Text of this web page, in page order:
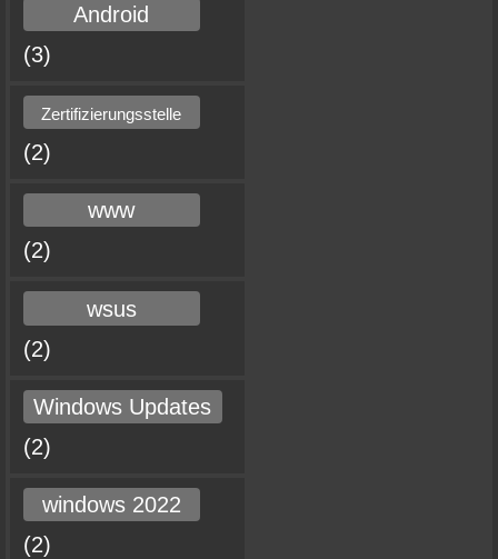
Android
(3)
Zertifizierungsstelle
(2)
www
(2)
wsus
(2)
Windows Updates
(2)
windows 2022
(2)